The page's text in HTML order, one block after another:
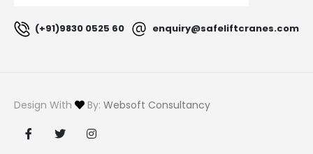
(+91)9830 0525 60 enquiry@safeliftcranes.com
Design With By: Websoft Consultancy